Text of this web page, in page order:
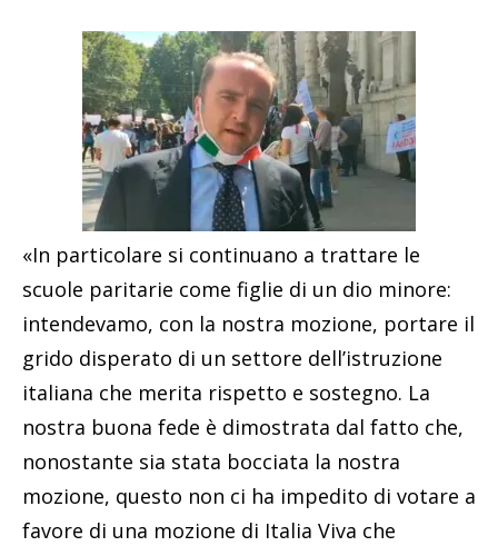
«In particolare si continuano a trattare le
scuole paritarie come figlie di un dio minore:
intendevamo, con la nostra mozione, portare il
grido disperato di un settore dell’istruzione
italiana che merita rispetto e sostegno. La
nostra buona fede è dimostrata dal fatto che,
nonostante sia stata bocciata la nostra
mozione, questo non ci ha impedito di votare a
favore di una mozione di Italia Viva che